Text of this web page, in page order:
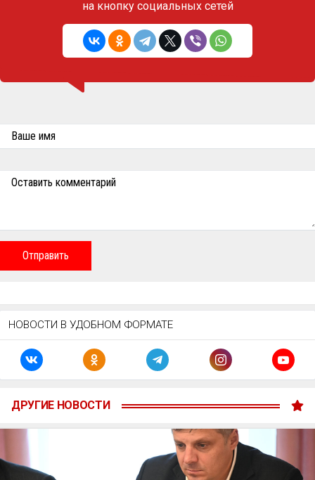
на кнопку социальных сетей
Ваше имя
Оставить комментарий
Отправить
НОВОСТИ В УДОБНОМ ФОРМАТЕ
ДРУГИЕ НОВОСТИ